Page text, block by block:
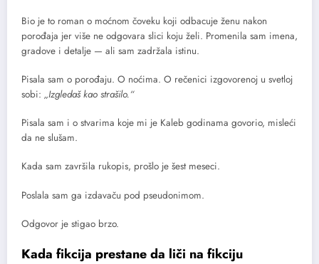
Bio je to roman o moćnom čoveku koji odbacuje ženu nakon
porođaja jer više ne odgovara slici koju želi. Promenila sam imena,
gradove i detalje — ali sam zadržala istinu.
Pisala sam o porođaju. O noćima. O rečenici izgovorenoj u svetloj
sobi: „Izgledaš kao strašilo.“
Pisala sam i o stvarima koje mi je Kaleb godinama govorio, misleći
da ne slušam.
Kada sam završila rukopis, prošlo je šest meseci.
Poslala sam ga izdavaču pod pseudonimom.
Odgovor je stigao brzo.
Kada fikcija prestane da liči na fikciju